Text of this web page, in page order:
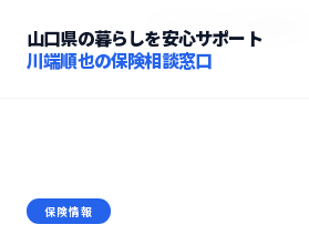
山口県の暮らしを安心サポート
川端順也の保険相談窓口
コラム 年収が下がった時の保険
保険情報